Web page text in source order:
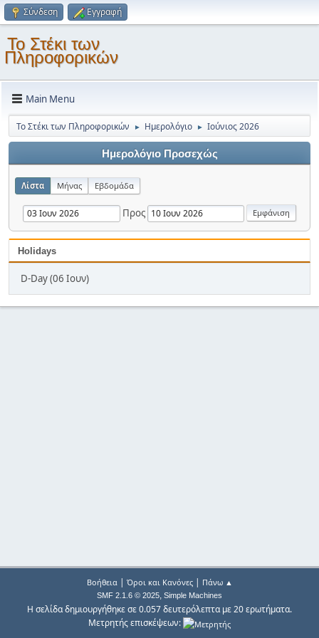
Σύνδεση Εγγραφή
Το Στέκι των
Πληροφορικών
Main Menu
Το Στέκι των Πληροφορικών ► Ημερολόγιο ► Ιούνιος 2026
Ημερολόγιο Προσεχώς
Λίστα Μήνας Εβδομάδα
Προς
Holidays
D-Day (06 Ιουν)
Βοήθεια| Όροι και Κανόνες| Πάνω ▲
SMF 2.1.6 © 2025, Simple Machines
Η σελίδα δημιουργήθηκε σε 0.057 δευτερόλεπτα με 20 ερωτήματα.
Μετρητής επισκέψεων: